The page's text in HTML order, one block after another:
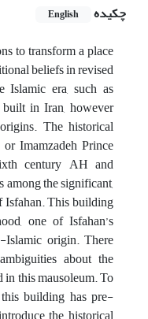
چکیده
English
to transform a place
beliefs in revised
Islamic era, such as
built in Iran, however
The historical
Imamzadeh Prince
century AH and
the significant,
Isfahan. This building
one of Isfahan’s
origin. There
about the
this mausoleum. To
building has pre-